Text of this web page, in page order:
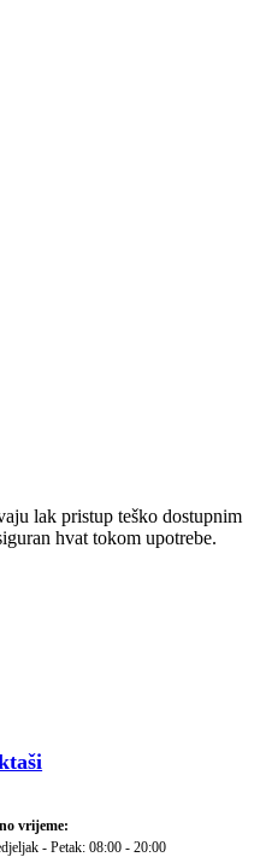
lak pristup teško dostupnim
hvat tokom upotrebe.
vrijeme:
- Petak: 08:00 - 20:00